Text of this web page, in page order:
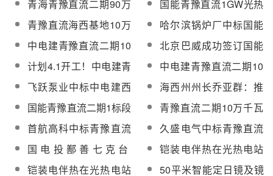
青海青豫直流二期90万
千瓦光伏项目建成投产
国能青豫直流1GW光热
光伏项目光伏部分首批
成功并网发电
青豫直流海西基地10万
千瓦光热工程截止阀、
调节阀采购项目谈判结
果公布
哈尔滨锅炉厂中标国能
青豫直流二期10万千瓦
光热项目蒸汽发生器设
备
中电建青豫直流二期10
万千瓦光热项目疏盐泵
设备采购
北京巴威成功签订国能
青豫直流二期100MW光
热项目熔盐吸热系统设
备合同
计划4.1开工！中电建青
豫直流二期10万千瓦光
热工程定日镜场建安工
程招标
中电建青豫直流二期10
万千瓦光热项目疏盐罐
采购
飞跃泵业中标中电建西
北院青豫直流二期10万
千瓦光热工程疏盐泵
海西州州长乔亚群：推
进光热规模化开发，推
动清洁能源产业迈上新
台阶
国能青豫直流二期1标段
10万千瓦光热发电项目
正式开工
青豫直流二期10万千瓦
光热项目高温熔盐泵及
配套电机（国产）设备
采购
首航高科中标青豫直流
二期10万千瓦光热项目
直接空冷系统
久盛电气中标青豫直流
海西10万千瓦光热工程
熔盐管道及设备电伴热
设备采购
国电投鄯善七克台
100MW光热发电项目电
铠装电伴热在光热电站
冷盐管道中的用途
铠装电伴热在光热电站
50平米智能定日镜及镜